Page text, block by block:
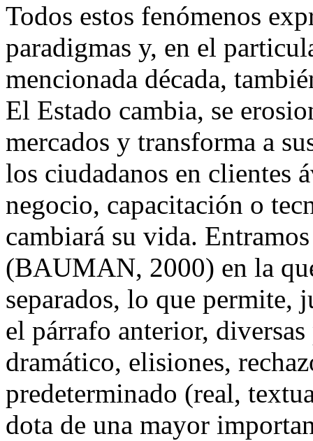
Todos estos fenómenos
paradigmas y, en el
mencionada década,
El Estado cambia, se
mercados y transforma a
los ciudadanos en clientes
negocio, capacitación o
cambiará su vida.
(BAUMAN, 2000) en la
separados, lo que permite,
el párrafo anterior,
dramático, elisiones,
predeterminado (real,
dota de una mayor